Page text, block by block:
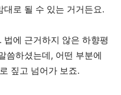
로 될 수 있는 거거든요.
에 근거하지 않은 하향평
씀하셨는데, 어떤 부분에
짚고 넘어가 보죠.